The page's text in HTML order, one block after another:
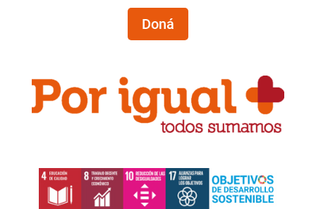
Doná